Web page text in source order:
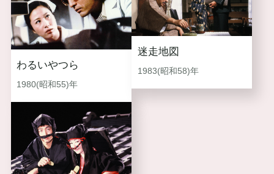
わるいやつら
1980(昭和55)年
迷走地図
1983(昭和58)年